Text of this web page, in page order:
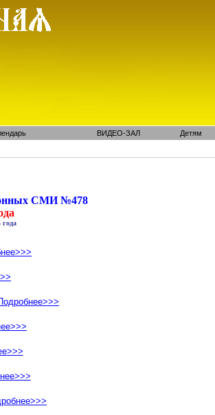
ВИДЕО-ЗАЛ Детям
СМИ №478
года
>>>
>>>
>>>
>>>
>>>
>>>